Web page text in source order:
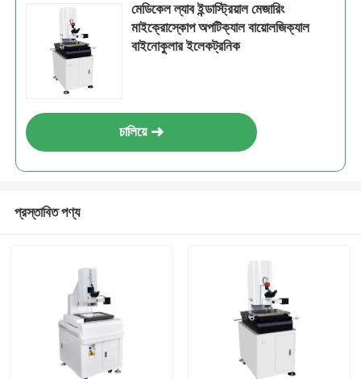
মেডিকেল ল্যাব ইন্ডাস্ট্রিয়াল মেজারিং
মাইক্রোস্কোপ অপটিক্যাল বায়োলজিক্যাল
বাইনোকুলার ইলেকট্রনিক
চালিয়ে
প্রস্তাবিত পণ্য